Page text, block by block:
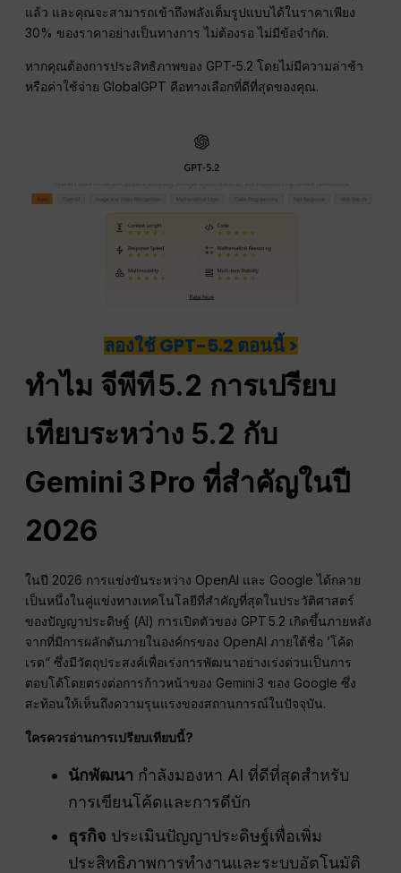
แล้ว และคุณจะสามารถเข้าถึงพลังเต็มรูปแบบได้ในราคาเพียง
30% ของราคาอย่างเป็นทางการ ไม่ต้องรอ ไม่มีข้อจำกัด.
หากคุณต้องการประสิทธิภาพของ GPT-5.2 โดยไม่มีความล่าช้า
หรือค่าใช้จ่าย GlobalGPT คือทางเลือกที่ดีที่สุดของคุณ.
ลองใช้ GPT-5.2 ตอนนี้ >
ทำไม จีพีที5.2 การเปรียบ
เทียบระหว่าง 5.2 กับ
Gemini 3 Pro ที่สำคัญในปี
2026
ในปี 2026 การแข่งขันระหว่าง OpenAI และ Google ได้กลาย
เป็นหนึ่งในคู่แข่งทางเทคโนโลยีที่สำคัญที่สุดในประวัติศาสตร์
ของปัญญาประดิษฐ์ (AI) การเปิดตัวของ GPT 5.2 เกิดขึ้นภายหลัง
จากที่มีการผลักดันภายในองค์กรของ OpenAI ภายใต้ชื่อ ’โค้ด
เรด“ ซึ่งมีวัตถุประสงค์เพื่อเร่งการพัฒนาอย่างเร่งด่วนเป็นการ
ตอบโต้โดยตรงต่อการก้าวหน้าของ Gemini 3 ของ Google ซึ่ง
สะท้อนให้เห็นถึงความรุนแรงของสถานการณ์ในปัจจุบัน.
ใครควรอ่านการเปรียบเทียบนี้?
นักพัฒนา กำลังมองหา AI ที่ดีที่สุดสำหรับ
การเขียนโค้ดและการดีบัก
ธุรกิจ ประเมินปัญญาประดิษฐ์เพื่อเพิ่ม
ประสิทธิภาพการทำงานและระบบอัตโนมัติ